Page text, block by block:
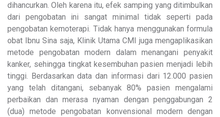
dihancurkan. Oleh karena itu, efek samping yang ditimbulkan
dari pengobatan ini sangat minimal tidak seperti pada
pengobatan kemoterapi. Tidak hanya menggunakan formula
obat Ibnu Sina saja, Klinik Utama CMI juga mengaplikasikan
metode pengobatan modern dalam menangani penyakit
kanker, sehingga tingkat kesembuhan pasien menjadi lebih
tinggi. Berdasarkan data dan informasi dari 12.000 pasien
yang telah ditangani, sebanyak 80% pasien mengalami
perbaikan dan merasa nyaman dengan penggabungan 2
(dua) metode pengobatan konvensional modern dengan